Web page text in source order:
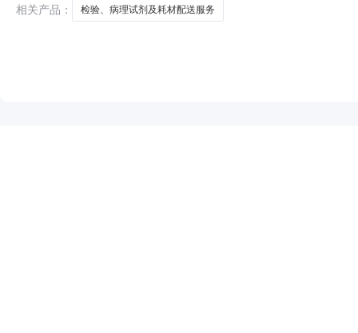
相关产品：
检验、病理试剂及耗材配送服务